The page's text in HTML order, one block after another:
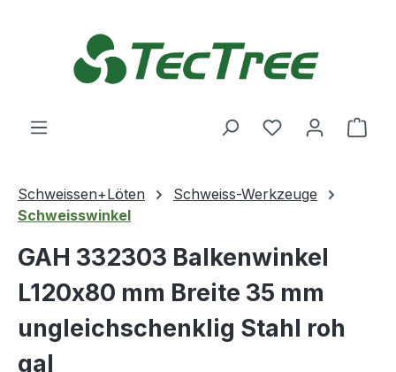
Du hast 0
Schweissen+Löten
Schweiss-Werkzeuge
Schweisswinkel
GAH 332303 Balkenwinkel
L120x80 mm Breite 35 mm
ungleichschenklig Stahl roh
gal